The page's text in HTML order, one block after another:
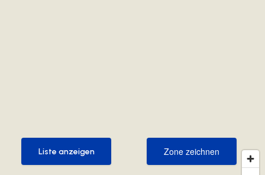
Zone zeichnen
Zone zeichnen
Liste anzeigen
Liste anzeigen